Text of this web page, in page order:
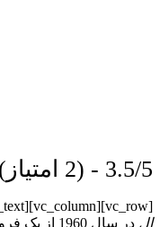
3.5/5 - (2 امتیاز)
[vc_row][vc_column][vc_column_text]فعالیت کمپانی
ال
در سال